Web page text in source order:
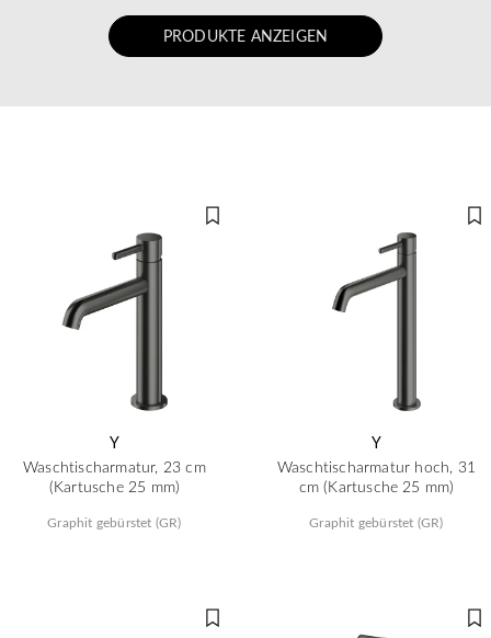
PRODUKTE ANZEIGEN
Y
Waschtischarmatur, 23 cm
(Kartusche 25 mm)
Graphit gebürstet (GR)
Y
Waschtischarmatur hoch, 31
cm (Kartusche 25 mm)
Graphit gebürstet (GR)